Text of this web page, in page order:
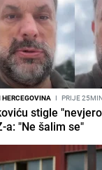
HERCEGOVINA I PRIJE
stigle
a: "Ne šalim se"